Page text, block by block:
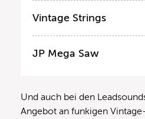
Vintage Strings
JP Mega Saw
Und auch bei den
Angebot an funkigen